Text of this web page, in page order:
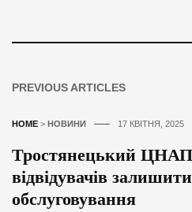
PREVIOUS ARTICLES
HOME > НОВИНИ 17 КВІТНЯ, 2025
Тростянецький
відвідувачів
обслуговування